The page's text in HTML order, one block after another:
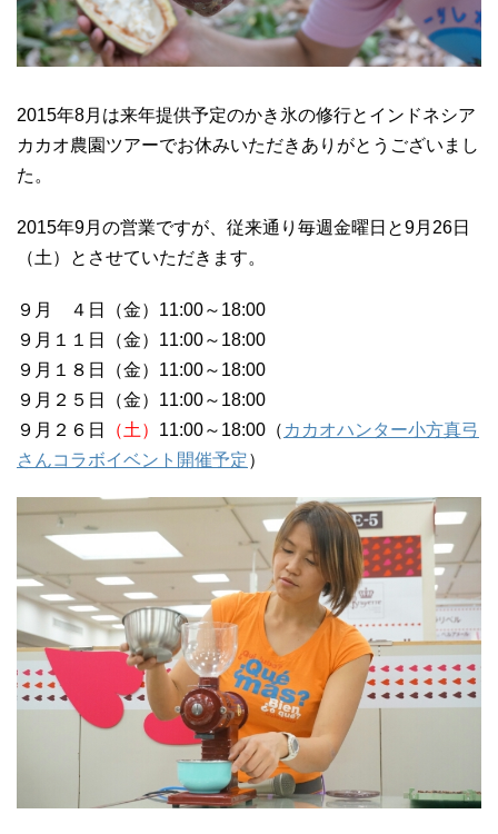
2015年8月は来年提供予定のかき氷の修行とインドネシア
カカオ農園ツアーでお休みいただきありがとうございまし
た。
2015年9月の営業ですが、従来通り毎週金曜日と9月26日
（土）とさせていただきます。
９月 ４日（金）11:00～18:00
９月１１日（金）11:00～18:00
９月１８日（金）11:00～18:00
９月２５日（金）11:00～18:00
９月２６日
（土） 11:00～18:00（ カカオハンター小方真弓
さんコラボイベント開催予定）